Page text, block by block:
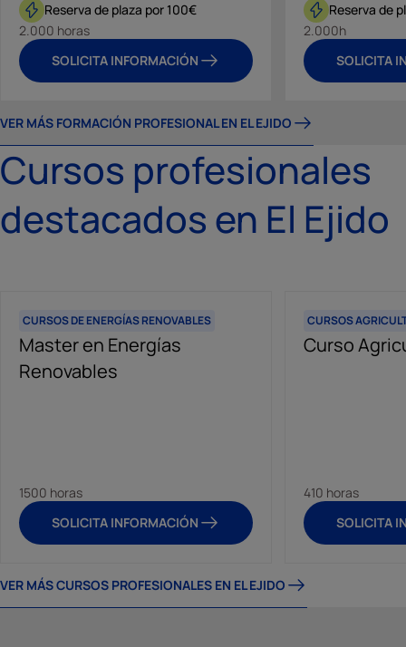
Reserva de plaza por 100€
2.000 horas
SOLICITA INFORMACIÓN
Reserva de
2.000h
SOLICITA
VER MÁS FORMACIÓN PROFESIONAL EN EL EJIDO
Cursos profesionales
destacados en El Ejido
CURSOS DE ENERGÍAS RENOVABLES
Master en Energías
Renovables
1500 horas
SOLICITA INFORMACIÓN
CURSOS
Curso
410 horas
SOLICITA
VER MÁS CURSOS PROFESIONALES EN EL EJIDO